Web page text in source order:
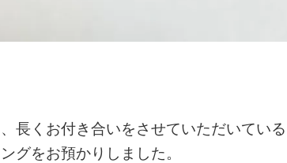
長くお付き合いをさせていただいている
グをお預かりしました。